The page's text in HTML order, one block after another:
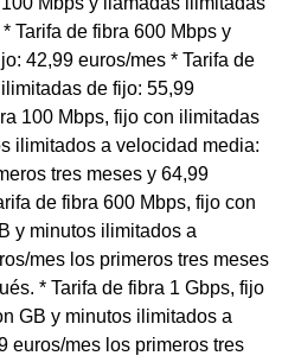
Tarifa de fibra 600 Mbps y
42,99 euros/mes * Tarifa de
de fijo: 55,99
100 Mbps, fijo con ilimitadas
ilimitados a velocidad media:
tres meses y 64,99
de fibra 600 Mbps, fijo con
y minutos ilimitados a
mes los primeros tres meses
* Tarifa de fibra 1 Gbps, fijo
GB y minutos ilimitados a
euros/mes los primeros tres